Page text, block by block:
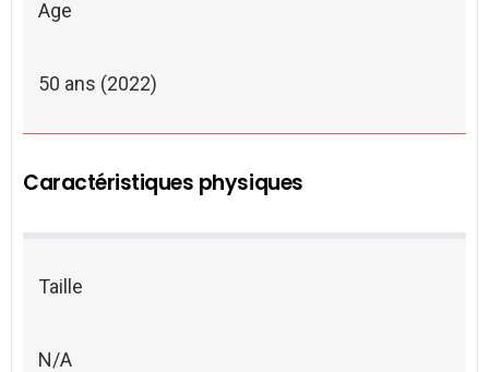
Age
50 ans (2022)
Caractéristiques physiques
Taille
N/A